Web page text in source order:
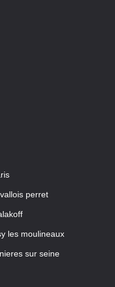
perret
les moulineaux
sur seine